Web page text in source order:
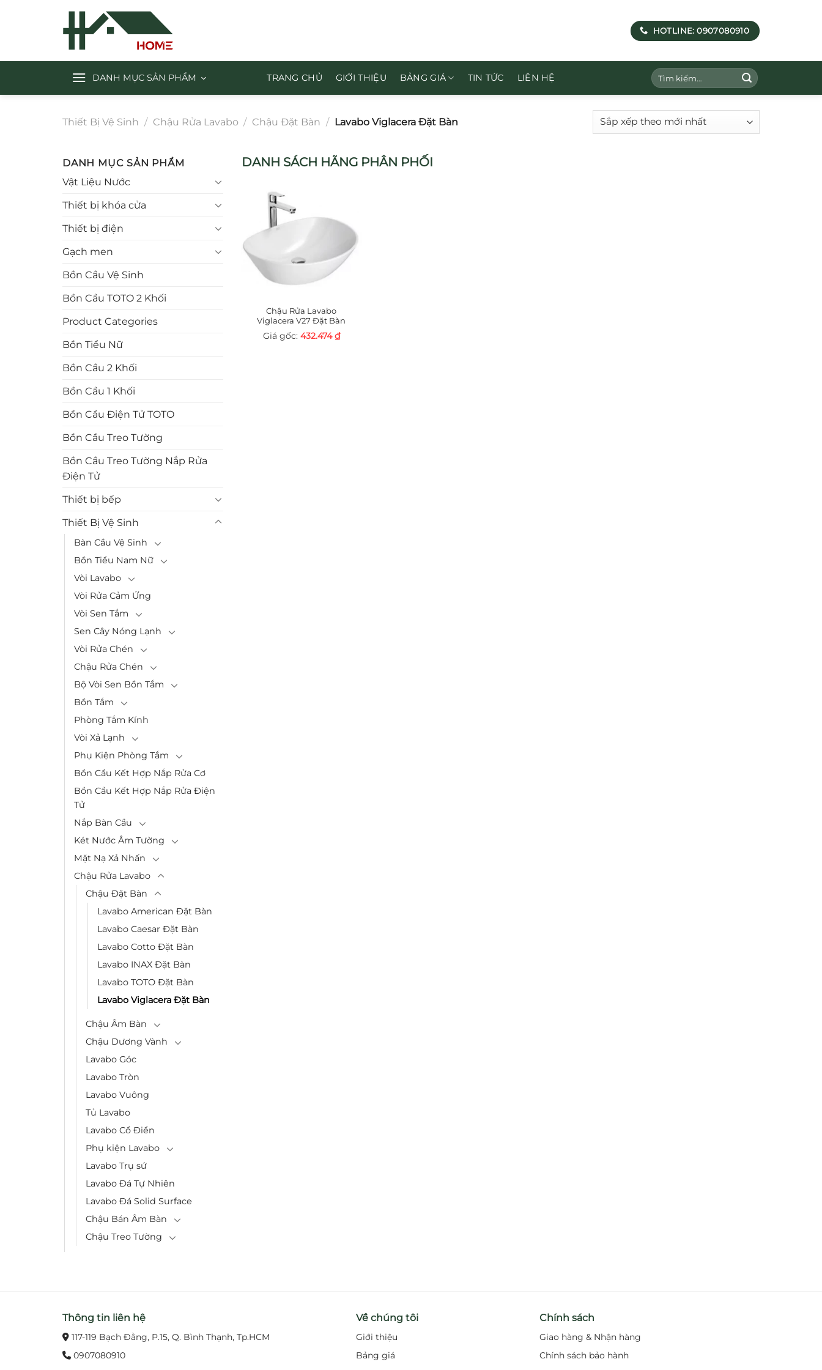
HOTLINE: 0907080910
DANH MỤC SẢN PHẨM TRANG CHỦ GIỚI THIỆU BẢNG GIÁ TIN TỨC LIÊN HỆ
Tìm
kiếm:
Thiết Bị Vệ Sinh / Chậu Rửa Lavabo / Chậu Đặt Bàn / Lavabo Viglacera Đặt Bàn
DANH MỤC SẢN PHẨM
Vật Liệu Nước
Thiết bị khóa cửa
Thiết bị điện
Gạch men
Bồn Cầu Vệ Sinh
Bồn Cầu TOTO 2 Khối
Product Categories
Bồn Tiểu Nữ
Bồn Cầu 2 Khối
Bồn Cầu 1 Khối
Bồn Cầu Điện Tử TOTO
Bồn Cầu Treo Tường
Bồn Cầu Treo Tường Nắp Rửa
Điện Tử
Thiết bị bếp
Thiết Bị Vệ Sinh
Bàn Cầu Vệ Sinh
Bồn Tiểu Nam Nữ
Vòi Lavabo
Vòi Rửa Cảm Ứng
Vòi Sen Tắm
Sen Cây Nóng Lạnh
Vòi Rửa Chén
Chậu Rửa Chén
Bộ Vòi Sen Bồn Tắm
Bồn Tắm
Phòng Tắm Kính
Vòi Xả Lạnh
Phụ Kiện Phòng Tắm
Bồn Cầu Kết Hợp Nắp Rửa Cơ
Bồn Cầu Kết Hợp Nắp Rửa Điện
Tử
Nắp Bàn Cầu
Két Nước Âm Tường
Mặt Nạ Xả Nhấn
Chậu Rửa Lavabo
Chậu Đặt Bàn
Lavabo American Đặt Bàn
Lavabo Caesar Đặt Bàn
Lavabo Cotto Đặt Bàn
Lavabo INAX Đặt Bàn
Lavabo TOTO Đặt Bàn
Lavabo Viglacera Đặt Bàn
Chậu Âm Bàn
Chậu Dương Vành
Lavabo Góc
Lavabo Tròn
Lavabo Vuông
Tủ Lavabo
Lavabo Cổ Điển
Phụ kiện Lavabo
Lavabo Trụ sứ
Lavabo Đá Tự Nhiên
Lavabo Đá Solid Surface
Chậu Bán Âm Bàn
Chậu Treo Tường
DANH SÁCH HÃNG PHÂN PHỐI
Chậu Rửa Lavabo
Viglacera V27 Đặt Bàn
432.474₫
Thông tin liên hệ
117-119 Bạch Đằng, P.15, Q. Bình Thạnh, Tp.HCM
0907080910
Về chúng tôi
Giới thiệu
Bảng giá
Chính sách
Giao hàng & Nhận hàng
Chính sách bảo hành